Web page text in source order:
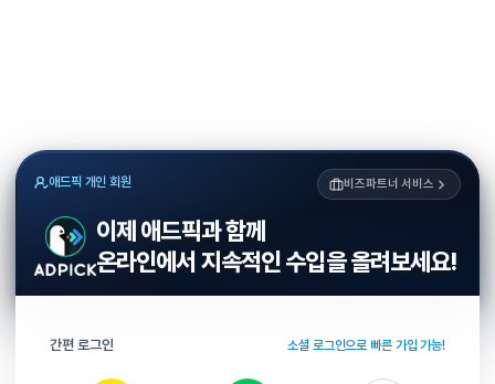
애드픽 개인 회원 비즈파트너 서비스
이제 애드픽과 함께
온라인에서 지속적인 수입을 올려보세요!
간편 로그인 소셜 로그인으로 빠른 가입 가능!